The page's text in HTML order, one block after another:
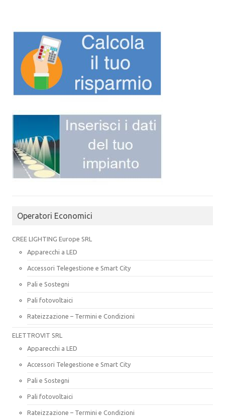
Operatori Economici
CREE LIGHTING Europe SRL
Apparecchi a LED
Accessori Telegestione e Smart City
Pali e Sostegni
Pali fotovoltaici
Rateizzazione – Termini e Condizioni
ELETTROVIT SRL
Apparecchi a LED
Accessori Telegestione e Smart City
Pali e Sostegni
Pali fotovoltaici
Rateizzazione – Termini e Condizioni